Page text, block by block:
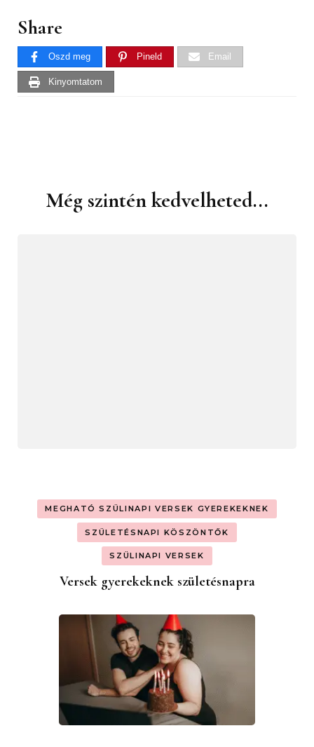
Share
Oszd meg Pineld Email
Kinyomtatom
Bejegyzések
navigációja
Még szintén kedvelheted...
MEGHATÓ SZÜLINAPI VERSEK GYEREKEKNEK
SZÜLETÉSNAPI KÖSZÖNTŐK
SZÜLINAPI VERSEK
Versek gyerekeknek születésnapra